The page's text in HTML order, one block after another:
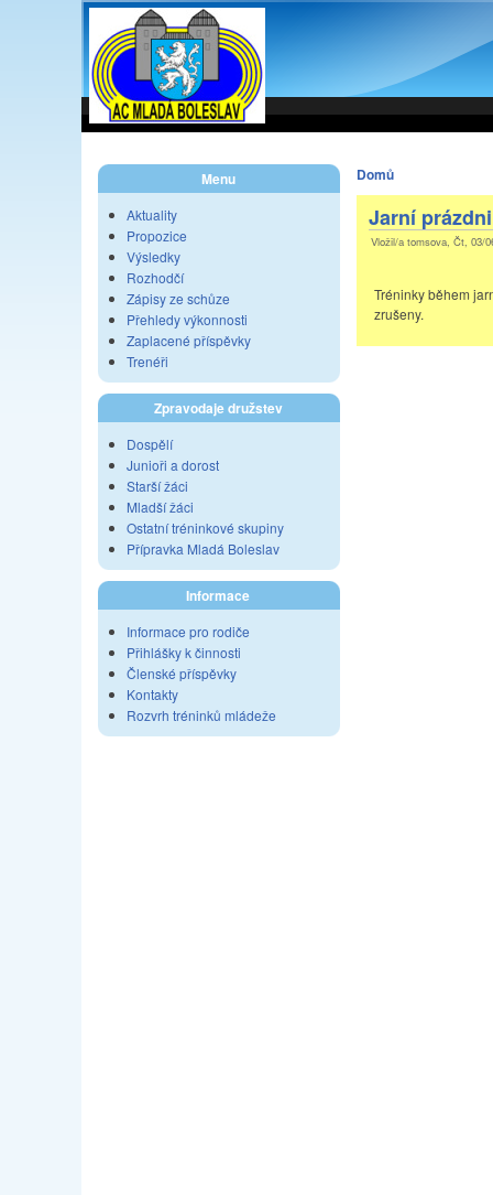
Menu
Aktuality
Propozice
Výsledky
Rozhodčí
Zápisy ze schůze
Přehledy výkonnosti
Zaplacené příspěvky
Trenéři
Zpravodaje družstev
Dospělí
Junioři a dorost
Starší žáci
Mladší žáci
Ostatní tréninkové skupiny
Přípravka Mladá Boleslav
Informace
Informace pro rodiče
Přihlášky k činnosti
Členské příspěvky
Kontakty
Rozvrh tréninků mládeže
Domů
Jarní
Vložil/a tomsova, Čt, 03/
Tréninky během
zrušeny.